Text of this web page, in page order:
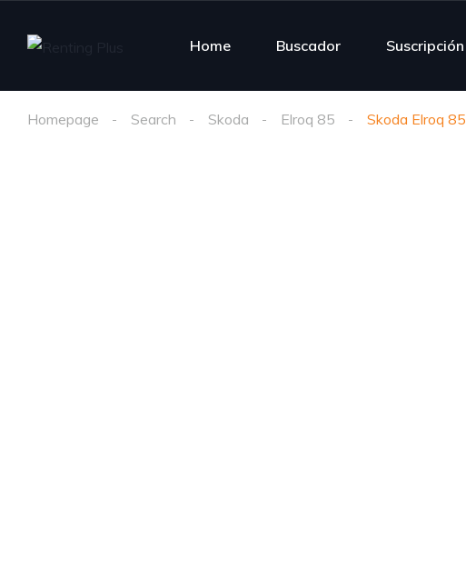
Home Buscador Suscripción
Homepage Search Skoda Elroq 85 Skoda Elroq 85